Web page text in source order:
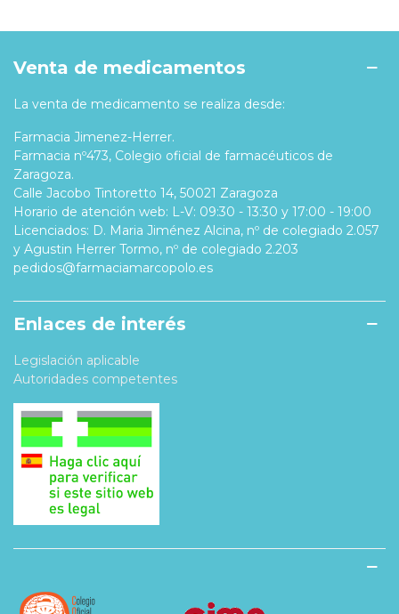
Venta de medicamentos
La venta de medicamento se realiza desde:
Farmacia Jimenez-Herrer.
Farmacia nº473, Colegio oficial de farmacéuticos de
Zaragoza.
Calle Jacobo Tintoretto 14, 50021 Zaragoza
Horario de atención web: L-V: 09:30 - 13:30 y 17:00 - 19:00
Licenciados: D. Maria Jiménez Alcina, nº de colegiado 2.057
y Agustin Herrer Tormo, nº de colegiado 2.203
pedidos@farmaciamarcopolo.es
Enlaces de interés
Legislación aplicable
Autoridades competentes